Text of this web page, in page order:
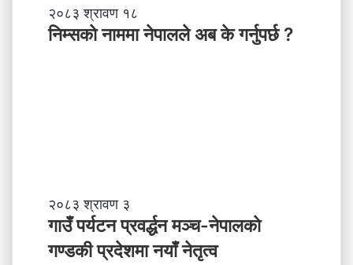
तृ
त्व
नि
म्स
ब
के
ग
र्नु
२०८३ श्रावण १८
निम्सकाे नाममा नेपालले अब के गर्नुपर्छ ?
गा
उँ
र्य
२०८३ श्रावण ३
गाउँ पर्यटन प्रवर्द्धन मञ्च-नेपालकाे
गण्डकी प्रदेशमा नयाँ नेतृत्व